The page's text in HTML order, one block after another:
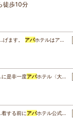
徒歩10分
…げます。 アパホテルはア…
に是非一度アパホテル〈大…
着する前にアパホテル公式…